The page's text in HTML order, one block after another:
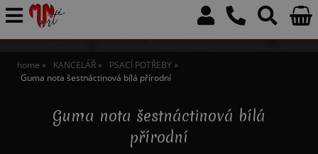
home KANCELÁŘ
PSACÍ POTŘEBY
Guma nota šestnáctinová bílá přírodní
Guma nota šestnáctinová bílá
přírodní